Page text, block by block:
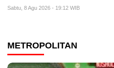
Sabtu, 8 Agu 2026 - 19:12 WIB
METROPOLITAN